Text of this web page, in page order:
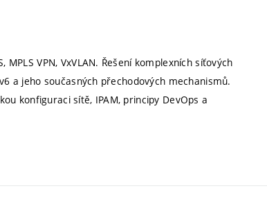
VPN, VxVLAN. Řešení komplexních síťových
a jeho současných přechodových mechanismů.
konfiguraci sítě, IPAM, principy DevOps a